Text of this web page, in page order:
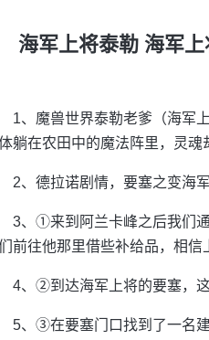
海军上将泰勒 海军
1、魔兽世界泰勒老爹（海军
躺在农田中的魔法阵里，灵魂
2、德拉诺剧情，要塞之变海
3、①来到阿兰卡峰之后我们
前往他那里借些补给品，相信
4、②到达海军上将的要塞，
5、③在要塞门口找到了一名